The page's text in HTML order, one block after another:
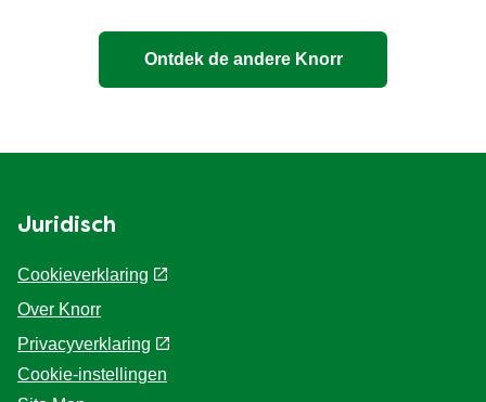
Juridisch
Cookieverklaring
Over Knorr